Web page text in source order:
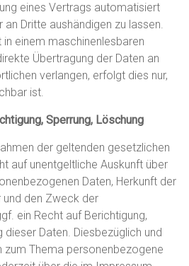
eines Vertrags automatisiert
Dritte aushändigen zu lassen.
einem maschinenlesbaren
Übertragung der Daten an
verlangen, erfolgt dies nur,
ist.
Sperrung, Löschung
der geltenden gesetzlichen
auf unentgeltliche Auskunft über
Daten, Herkunft der
und den Zweck der
ein Recht auf Berichtigung,
Daten. Diesbezüglich und
zum Thema personenbezogene